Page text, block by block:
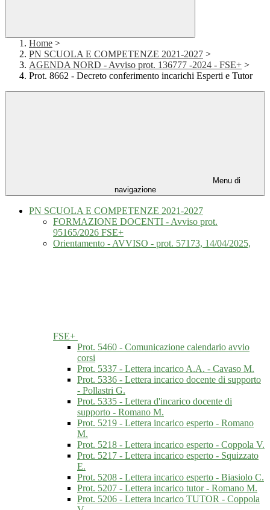
Home >
PN SCUOLA E COMPETENZE 2021-2027 >
AGENDA NORD - Avviso prot. 136777 -2024 - FSE+ >
Prot. 8662 - Decreto conferimento incarichi Esperti e Tutor
Menu di
navigazione
PN SCUOLA E COMPETENZE 2021-2027
FORMAZIONE DOCENTI - Avviso prot.
95165/2026 FSE+
Orientamento - AVVISO - prot. 57173, 14/04/2025,
FSE+
Prot. 5460 - Comunicazione calendario avvio
corsi
Prot. 5337 - Lettera incarico A.A. - Cavaso M.
Prot. 5336 - Lettera incarico docente di supporto
- Pollastri G.
Prot. 5335 - Lettera d'incarico docente di
supporto - Romano M.
Prot. 5219 - Lettera incarico esperto - Romano
M.
Prot. 5218 - Lettera incarico esperto - Coppola V.
Prot. 5217 - Lettera incarico esperto - Squizzato
E.
Prot. 5208 - Lettera incarico esperto - Biasiolo C.
Prot. 5207 - Lettera incarico tutor - Romano M.
Prot. 5206 - Lettera incarico TUTOR - Coppola